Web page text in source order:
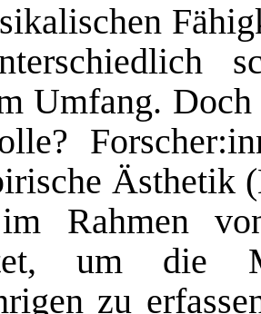
Umfang.
Ästhetik
Rahmen
um die
zu